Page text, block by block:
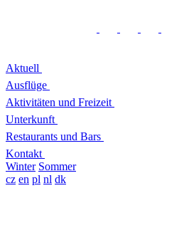
Aktuell
Ausflüge
Aktivitäten und Freizeit
Unterkunft
Restaurants und Bars
Kontakt
Winter Sommer
cz en pl nl dk